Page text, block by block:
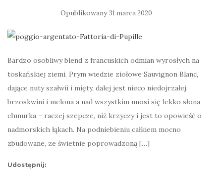
Opublikowany 31 marca 2020
Bardzo osobliwy blend z francuskich odmian wyrosłych na
toskańskiej ziemi. Prym wiedzie ziołowe Sauvignon Blanc,
dające nuty szałwii i mięty, dalej jest nieco niedojrzałej
brzoskwini i melona a nad wszystkim unosi się lekko słona
chmurka – raczej szepcze, niż krzyczy i jest to opowieść o
nadmorskich łąkach. Na podniebieniu całkiem mocno
zbudowane, ze świetnie poprowadzoną […]
Udostępnij: